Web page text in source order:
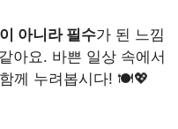
아니라 필수가 된 느낌
같아요. 바쁜 일상 속에서
께 누려봅시다! 🍽️💖